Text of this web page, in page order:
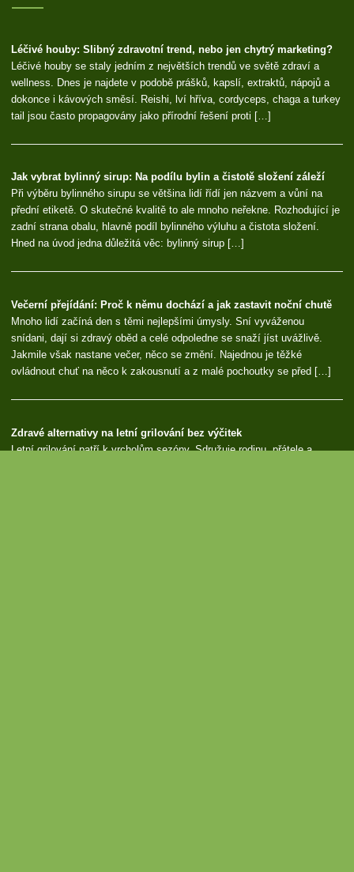
Léčivé houby: Slibný zdravotní trend, nebo jen chytrý marketing?
Léčivé houby se staly jedním z největších trendů ve světě zdraví a
wellness. Dnes je najdete v podobě prášků, kapslí, extraktů, nápojů a
dokonce i kávových směsí. Reishi, lví hříva, cordyceps, chaga a turkey
tail jsou často propagovány jako přírodní řešení proti […]
Jak vybrat bylinný sirup: Na podílu bylin a čistotě složení záleží
Při výběru bylinného sirupu se většina lidí řídí jen názvem a vůní na
přední etiketě. O skutečné kvalitě to ale mnoho neřekne. Rozhodující je
zadní strana obalu, hlavně podíl bylinného výluhu a čistota složení.
Hned na úvod jedna důležitá věc: bylinný sirup […]
Večerní přejídání: Proč k němu dochází a jak zastavit noční chutě
Mnoho lidí začíná den s těmi nejlepšími úmysly. Sní vyváženou
snídani, dají si zdravý oběd a celé odpoledne se snaží jíst uvážlivě.
Jakmile však nastane večer, něco se změní. Najednou je těžké
ovládnout chuť na něco k zakousnutí a z malé pochoutky se před […]
Zdravé alternativy na letní grilování bez výčitek
Letní grilování patří k vrcholům sezóny. Sdružuje rodinu, přátele a